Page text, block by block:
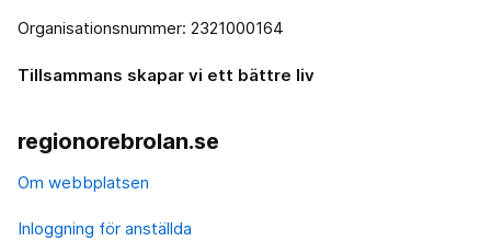
Organisationsnummer: 2321000164
Tillsammans skapar vi ett bättre liv
regionorebrolan.se
Om webbplatsen
Inloggning för anställda